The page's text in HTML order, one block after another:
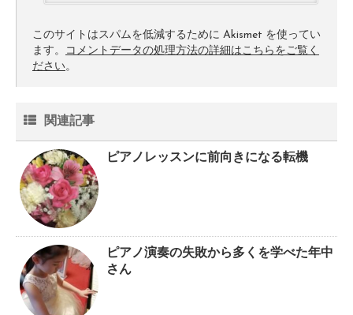
このサイトはスパムを低減するために Akismet を使ってい
ます。
コメントデータの処理方法の詳細はこちらをご覧く
ださい。
関連記事
ピアノレッスンに前向きになる転機
ピアノ演奏の失敗から多くを学べた年中
さん